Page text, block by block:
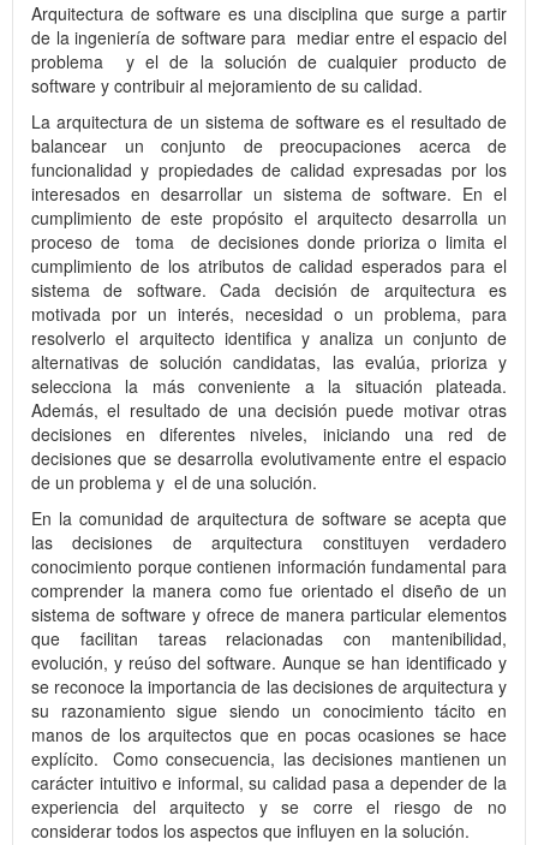
Arquitectura de software es una disciplina que surge a partir
de la ingeniería de software para mediar entre el espacio del
problema y el de la solución de cualquier producto de
software y contribuir al mejoramiento de su calidad.
La arquitectura de un sistema de software es el resultado de
balancear un conjunto de preocupaciones acerca de
funcionalidad y propiedades de calidad expresadas por los
interesados en desarrollar un sistema de software. En el
cumplimiento de este propósito el arquitecto desarrolla un
proceso de toma de decisiones donde prioriza o limita el
cumplimiento de los atributos de calidad esperados para el
sistema de software. Cada decisión de arquitectura es
motivada por un interés, necesidad o un problema, para
resolverlo el arquitecto identifica y analiza un conjunto de
alternativas de solución candidatas, las evalúa, prioriza y
selecciona la más conveniente a la situación plateada.
Además, el resultado de una decisión puede motivar otras
decisiones en diferentes niveles, iniciando una red de
decisiones que se desarrolla evolutivamente entre el espacio
de un problema y el de una solución.
En la comunidad de arquitectura de software se acepta que
las decisiones de arquitectura constituyen verdadero
conocimiento porque contienen información fundamental para
comprender la manera como fue orientado el diseño de un
sistema de software y ofrece de manera particular elementos
que facilitan tareas relacionadas con mantenibilidad,
evolución, y reúso del software. Aunque se han identificado y
se reconoce la importancia de las decisiones de arquitectura y
su razonamiento sigue siendo un conocimiento tácito en
manos de los arquitectos que en pocas ocasiones se hace
explícito. Como consecuencia, las decisiones mantienen un
carácter intuitivo e informal, su calidad pasa a depender de la
experiencia del arquitecto y se corre el riesgo de no
considerar todos los aspectos que influyen en la solución.